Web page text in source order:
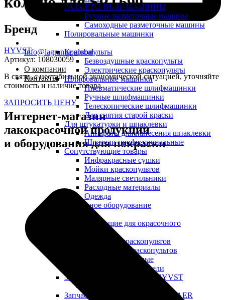
Info@lagrange.global
О компании
Контакты
Интернет-магазин
лакокрасочной продукции
и оборудования для покраски
РАЗМЕТОЧНЫЕ МАШИНЫ
Ручные разметочные машины
Самоходные разметочные машины
Полировальные машинки
Краскопульты
Безвоздушные краскопульты
Электрические краскопульты
Шлифовальные машинки
Пневматические шлифмашинки
Ручные шлифмашинки
Телескопические шлифмашинки
Для снятия старой краски
Для штукатурки и шпаклевки
Аппараты для нанесения шпаклевки
Шпатели профессиональные
Сопутствующие товары
Инфракрасные сушки
Мойки краскопультов
Малярные светильники
Расходные материалы
Одежда
Сварочное оборудование
Комплектующие для окрасочного
Сопла для краскопультов
Шланги для краскопультов
Головки воздушные
Влагомаслоотделители
Запчасти к оборудованию HYVST
Запчасти к оборудованию SCHTAER
Бренд
HYVST
Артикул: 108030059
В связи, с нестабильной экономической ситуацией, уточняйте
стоимость и наличие товара.
ЗАПРОСИТЬ ЦЕНУ